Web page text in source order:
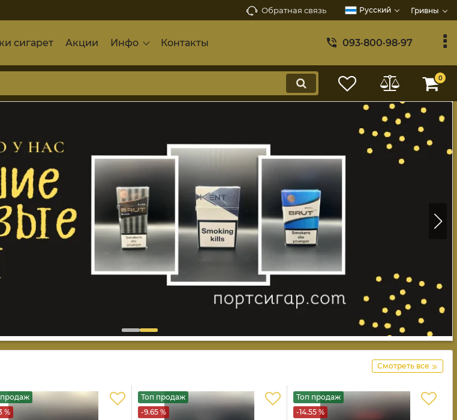
Обратная связь Русский Гривны
сигарет Акции Инфо Контакты 093·800·98·97
0
Смотреть все
%
Топ продаж
-9.65 %
Топ продаж
-14.55 %